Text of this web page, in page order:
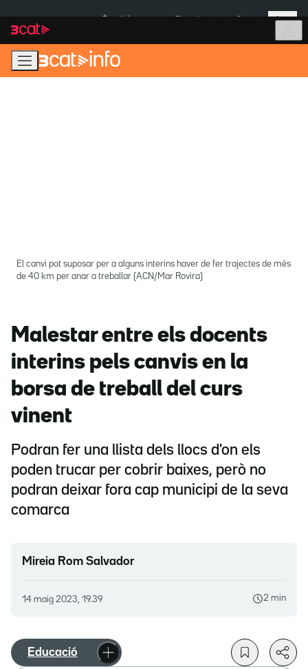
navegació
principal
contingut
Més
El canvi pot suposar per a alguns interins haver de fer trajectes de més
de 40 km per anar a treballar (ACN/Mar Rovira)
Malestar entre els docents
interins pels canvis en la
borsa de treball del curs
vinent
Podran fer una llista dels llocs d'on els
poden trucar per cobrir baixes, però no
podran deixar fora cap municipi de la seva
comarca
Mireia Rom Salvador
14 maig 2023, 19.39 2 min
Educació